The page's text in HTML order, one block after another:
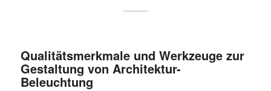
Qualitätsmerkmale und Werkzeuge zur
Gestaltung von Architektur-
Beleuchtung